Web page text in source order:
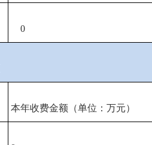
0
本年收费金额（单位：万元）